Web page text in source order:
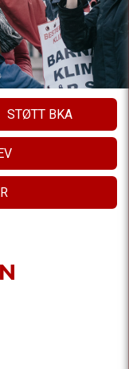
STØTT BKA